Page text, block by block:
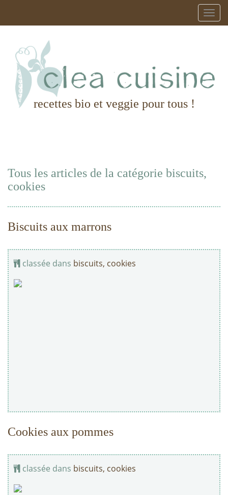
recettes bio et veggie pour tous !
Tous les articles de la catégorie biscuits,
cookies
Biscuits aux marrons
classée dans biscuits, cookies
Cookies aux pommes
classée dans biscuits, cookies